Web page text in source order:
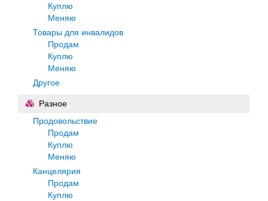
Куплю
Меняю
Товары для инвалидов
Продам
Куплю
Меняю
Другое
Разное
Продовольствие
Продам
Куплю
Меняю
Канцелярия
Продам
Куплю